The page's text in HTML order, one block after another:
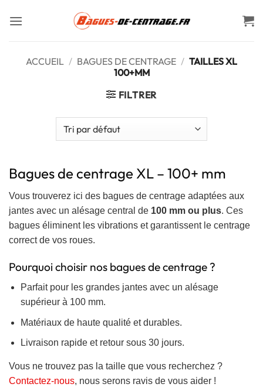
ACCUEIL / BAGUES DE CENTRAGE / TAILLES XL
100+MM
FILTRER
Bagues de centrage XL – 100+ mm
Vous trouverez ici des bagues de centrage adaptées aux
jantes avec un alésage central de 100 mm ou plus. Ces
bagues éliminent les vibrations et garantissent le centrage
correct de vos roues.
Pourquoi choisir nos bagues de centrage ?
Parfait pour les grandes jantes avec un alésage
supérieur à 100 mm.
Matériaux de haute qualité et durables.
Livraison rapide et retour sous 30 jours.
Vous ne trouvez pas la taille que vous recherchez ?
Contactez-nous, nous serons ravis de vous aider !